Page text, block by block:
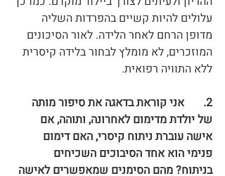
עלולים להיות קשיים בהפרדות השליה
מדופן הרחם לאחר הלידה. לאור הסיכונים
המוזכרים, לא מומלץ לבחור בלידה קיסרית
ללא התוויה רפואית.
2.	אני קוראת בדאגה את סיפור מותה
של יולדת מדימום לאחרונה, ותוהה, אם
אישה עוברת ניתוח קיסרי, האם דימום
פנימי הוא אחד הסיבוכים השכיחים
בניתוח? מהם הסימנים שמאפשרים לאישה